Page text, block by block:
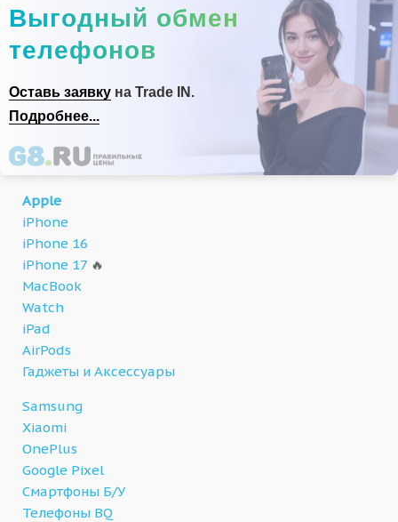
Выгодный обмен
телефонов
Оставь заявку на Trade IN.
Подробнее...
Apple
iPhone
iPhone 16
iPhone 17 🔥
MacBook
Watch
iPad
AirPods
Гаджеты и Аксессуары
Samsung
Xiaomi
OnePlus
Google Pixel
Смартфоны Б/У
Телефоны BQ